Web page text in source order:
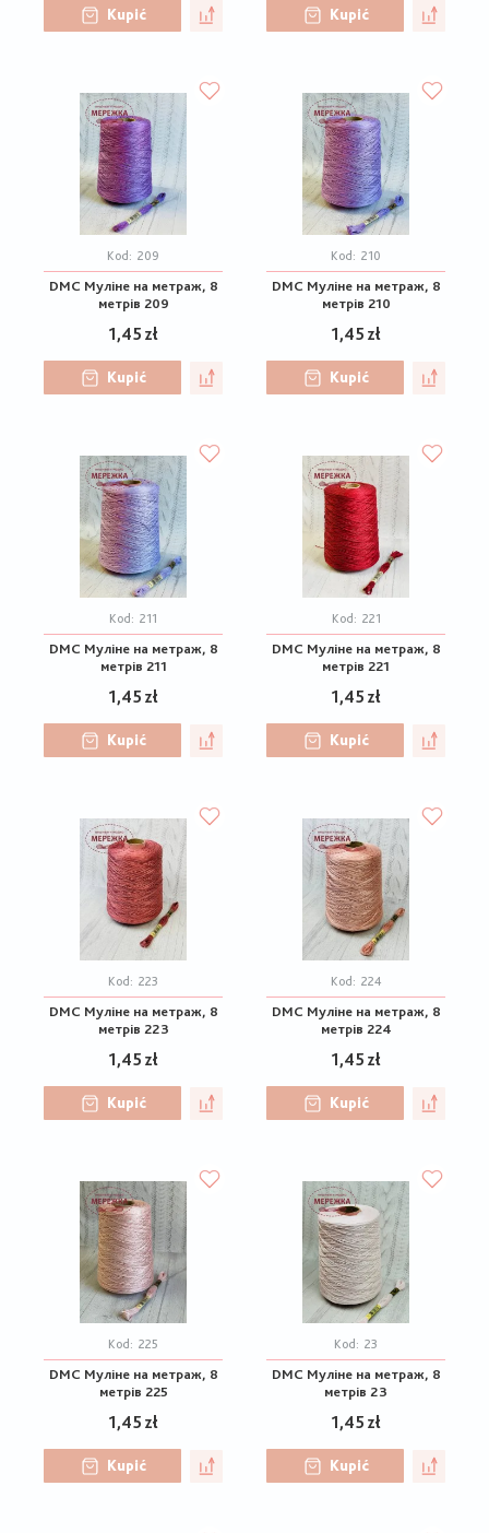
Kupić Kupić
Kod: 209
DMC Муліне на метраж, 8
метрів 209
1,45 zł
Kupić
Kod: 210
DMC Муліне на метраж, 8
метрів 210
1,45 zł
Kupić
Kod: 211
DMC Муліне на метраж, 8
метрів 211
1,45 zł
Kupić
Kod: 221
DMC Муліне на метраж, 8
метрів 221
1,45 zł
Kupić
Kod: 223
DMC Муліне на метраж, 8
метрів 223
1,45 zł
Kupić
Kod: 224
DMC Муліне на метраж, 8
метрів 224
1,45 zł
Kupić
Kod: 225
DMC Муліне на метраж, 8
метрів 225
1,45 zł
Kupić
Kod: 23
DMC Муліне на метраж, 8
метрів 23
1,45 zł
Kupić